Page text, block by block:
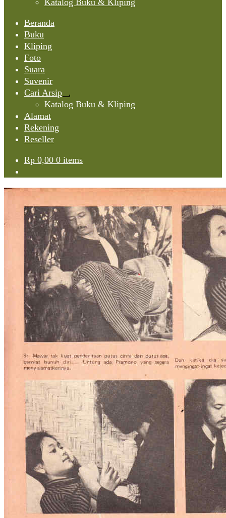
Katalog Buku & Kliping
Beranda
Buku
Kliping
Foto
Suara
Suvenir
Cari Arsip
Expand
child
Katalog Buku & Kliping
Alamat
Rekening
Reseller
Rp 0,00 0 items